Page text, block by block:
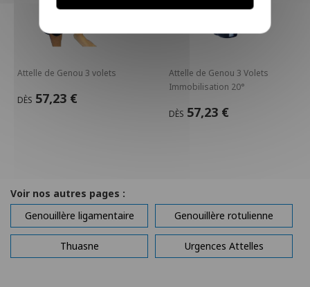
Attelle de Genou 3 volets
DÈS 57,23 €
Attelle de Genou 3 Volets
Immobilisation 20°
DÈS 57,23 €
Voir nos autres pages :
Genouillère ligamentaire
Genouillère rotulienne
Thuasne Urgences Attelles